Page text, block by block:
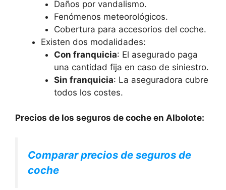
Daños por vandalismo.
Fenómenos meteorológicos.
Cobertura para accesorios del coche.
Existen dos modalidades:
Con franquicia: El asegurado paga
una cantidad fija en caso de siniestro.
Sin franquicia: La aseguradora cubre
todos los costes.
Precios de los seguros de coche en Albolote:
Comparar precios de seguros de
coche